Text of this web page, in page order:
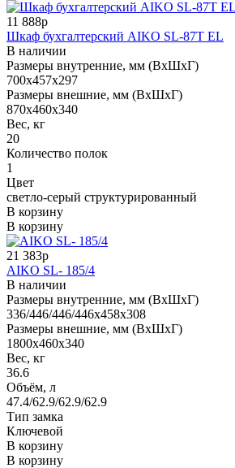
11 888р
Шкаф бухгалтерский AIKO SL-87Т EL
В наличии
Размеры внутренние, мм (ВхШхГ)
700x457x297
Размеры внешние, мм (ВхШхГ)
870x460x340
Вес, кг
20
Количество полок
1
Цвет
светло-серый структурированный
В корзину
В корзину
21 383р
AIKO SL- 185/4
В наличии
Размеры внутренние, мм (ВхШхГ)
336/446/446/446x458x308
Размеры внешние, мм (ВхШхГ)
1800x460x340
Вес, кг
36.6
Объём, л
47.4/62.9/62.9/62.9
Тип замка
Ключевой
В корзину
В корзину